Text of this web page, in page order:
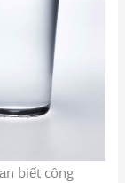
biết công